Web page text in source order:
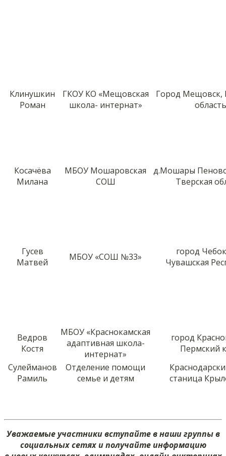
Клинушкин
Роман
ГКОУ КО «Мещовская
школа- интернат»
Город Мещовск,
область
Косачёва
Милана
МБОУ Мошаровская
СОШ
д.Мошары
Тверская
Гусев
Матвей
МБОУ «СОШ №33»
город
Чувашская
Ведров
Костя
МБОУ «Краснокамская
адаптивная школа-
интернат»
город
Пермский
Сулейманов
Рамиль
Отделение помощи
семье и детям
станица
Уважаемые участники вступайте в наши группы в
социальных сетях и получайте информацию